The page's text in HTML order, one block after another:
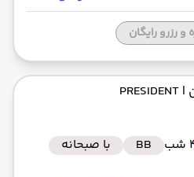
و رزرو رایگان
| PRESIDENT
BB با صبحانه